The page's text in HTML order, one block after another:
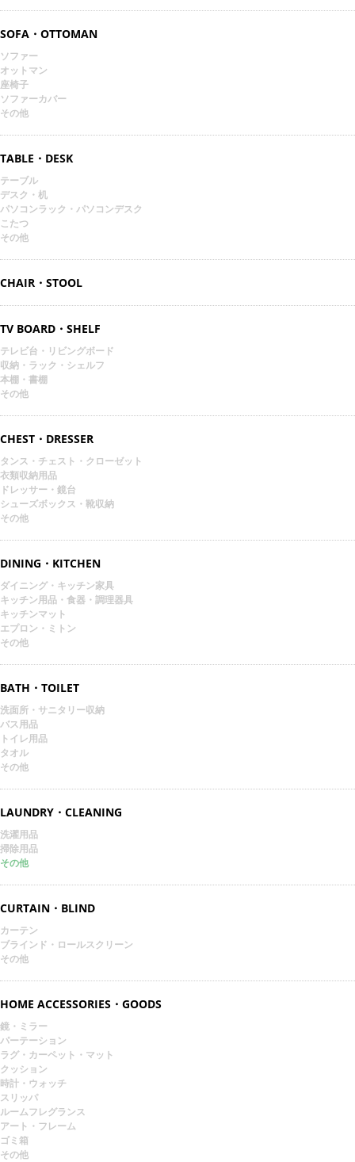
SOFA・OTTOMAN
ソファー
オットマン
座椅子
ソファーカバー
その他
TABLE・DESK
テーブル
デスク・机
パソコンラック・パソコンデスク
こたつ
その他
CHAIR・STOOL
TV BOARD・SHELF
テレビ台・リビングボード
収納・ラック・シェルフ
本棚・書棚
その他
CHEST・DRESSER
タンス・チェスト・クローゼット
衣類収納用品
ドレッサー・鏡台
シューズボックス・靴収納
その他
DINING・KITCHEN
ダイニング・キッチン家具
キッチン用品・食器・調理器具
キッチンマット
エプロン・ミトン
その他
BATH・TOILET
洗面所・サニタリー収納
バス用品
トイレ用品
タオル
その他
LAUNDRY・CLEANING
洗濯用品
掃除用品
その他
CURTAIN・BLIND
カーテン
ブラインド・ロールスクリーン
その他
HOME ACCESSORIES・GOODS
鏡・ミラー
パーテーション
ラグ・カーペット・マット
クッション
時計・ウォッチ
スリッパ
ルームフレグランス
アート・フレーム
ゴミ箱
その他